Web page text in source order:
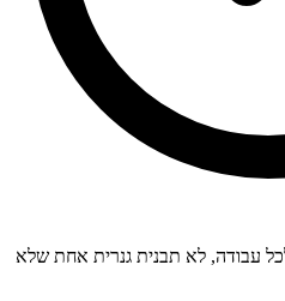
עבודה, לא תבנית גנרית אחת שלא